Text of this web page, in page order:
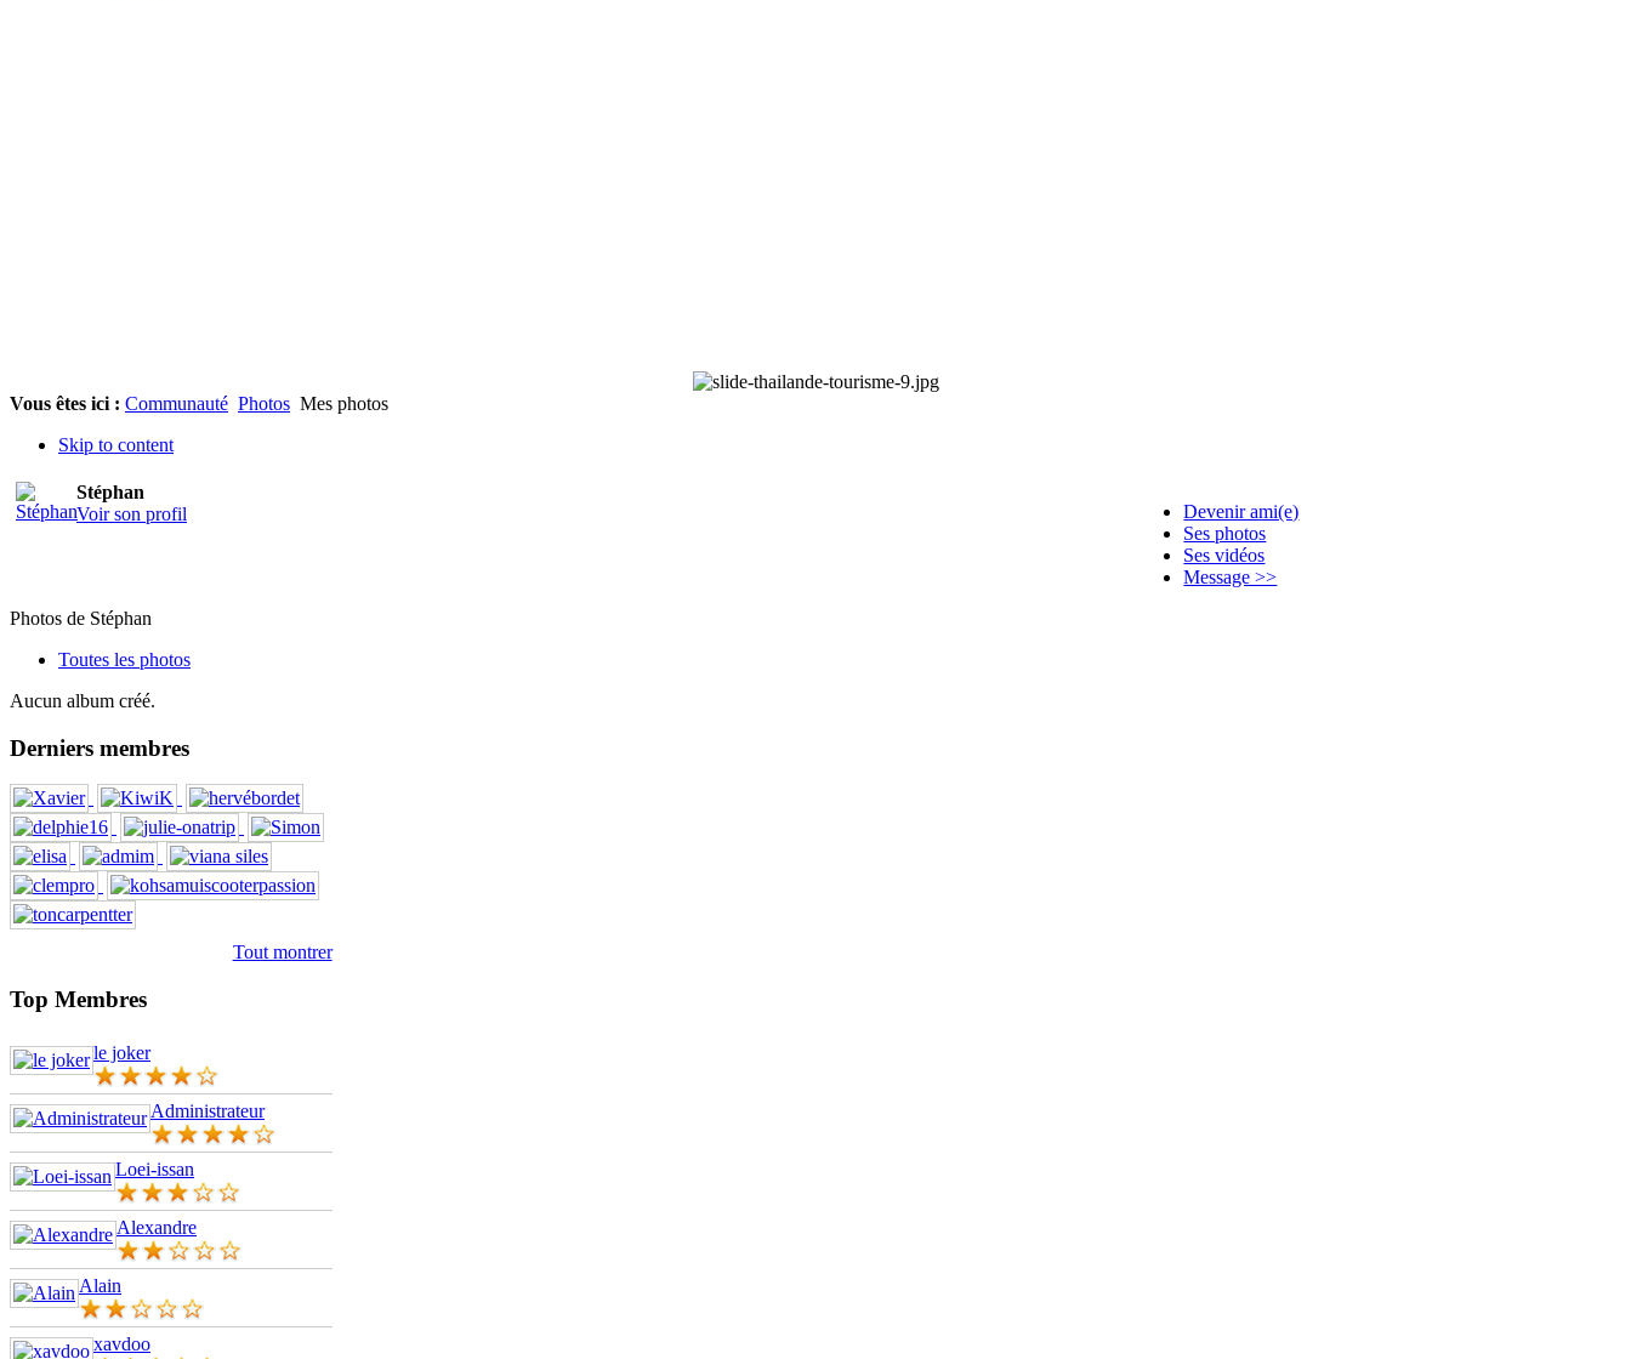
Vous êtes ici : Communauté Photos Mes photos
Skip to content
Stéphan
Voir son profil
Devenir ami(e)
Ses photos
Ses vidéos
Message >>
Photos de Stéphan
Toutes les photos
Aucun album créé.
Derniers membres
Tout montrer
Top Membres
le joker
Administrateur
Loei-issan
Alexandre
Alain
xavdoo